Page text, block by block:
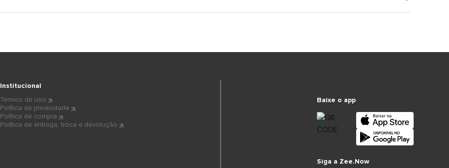
Institucional
Termos de uso
Política de privacidade
Política de compra
Política de entrega, troca e devolução
Baixe o app
Siga a Zee.Now